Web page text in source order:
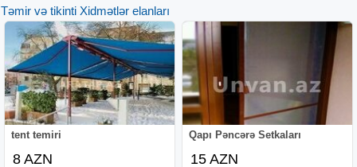
Təmir və tikinti Xidmətlər elanları
tent temiri
8 AZN
Qapı Pəncərə Setkaları
15 AZN